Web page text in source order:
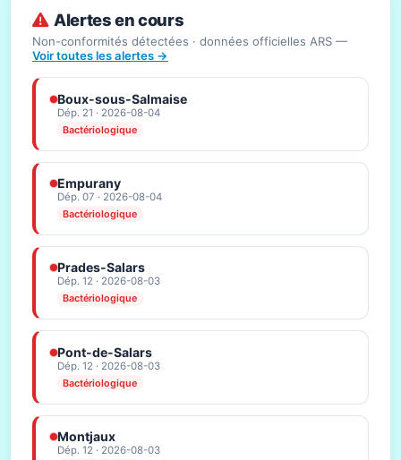
Alertes en cours
Non-conformités détectées · données officielles ARS —
Voir toutes les alertes →
Boux-sous-Salmaise
Dép. 21 · 2026-08-04
Bactériologique
Empurany
Dép. 07 · 2026-08-04
Bactériologique
Prades-Salars
Dép. 12 · 2026-08-03
Bactériologique
Pont-de-Salars
Dép. 12 · 2026-08-03
Bactériologique
Montjaux
Dép. 12 · 2026-08-03